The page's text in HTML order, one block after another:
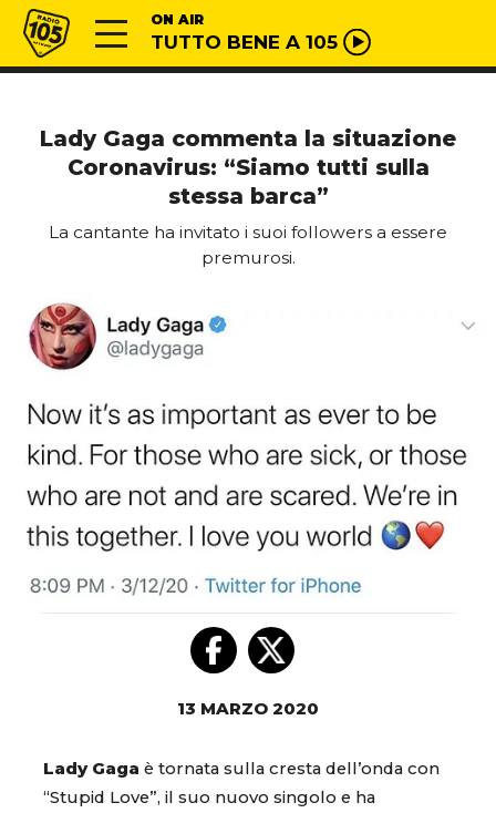
Vai al contenuto
Radio 105 ON AIR
TUTTO BENE A 105
Lady Gaga commenta la situazione
Coronavirus: “Siamo tutti sulla
stessa barca”
La cantante ha invitato i suoi followers a essere
premurosi.
13 MARZO 2020
Lady Gaga è tornata sulla cresta dell’onda con
“Stupid Love”, il suo nuovo singolo e ha